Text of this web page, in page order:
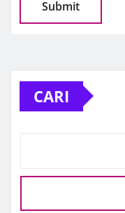
CARI